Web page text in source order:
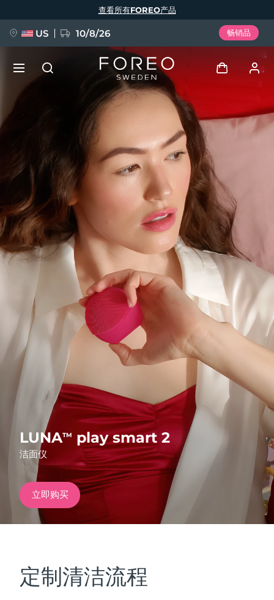
LUNATM play smart 2
洁面仪
立即购买
定制清洁流程
查看所有FOREO产品
US 10/8/26 畅销品
登录
我的设备
我的订单
我的地址
我的订阅
FAQ™ Pure Beauty-Tech Elixir
BREAKING NEWS
issa™ Teeth Whitening Set
FAQ™ Dual LED Panel
热门产品
特别优惠 畅销产品
红光疗法
语言
English Deutsch
Español
Français
Português
Polski
Svenska
Русский
Türkçe
简体中文 繁體中文
发货国家
美国 预计送达日期 8/10/26
英国 预计送达日期 8/9/26
西班牙 预计送达日期8/9/26
澳大利亚 预计送达日期 8/12/26
预计送达日期
德国 预计送达日期
加拿大
奥地利